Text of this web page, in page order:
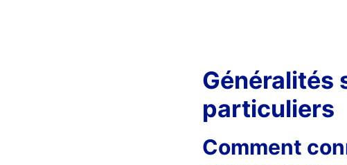
Généralités
particuliers
Comment